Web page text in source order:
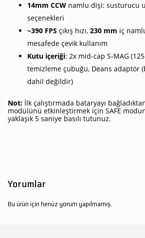
14mm CCW namlu dişi: susturucu
seçenekleri
~390 FPS çıkış hızı, 230 mm iç
mesafede çevik kullanım
Kutu içeriği: 2x mid-cap S-MAG
temizleme çubuğu, Deans adaptör
dahil değildir)
Not: İlk çalıştırmada bataryayı
modülünü etkinleştirmek için SAFE
yaklaşık 5 saniye basılı tutunuz.
Yorumlar
Bu ürün için henüz yorum yapılmamış.